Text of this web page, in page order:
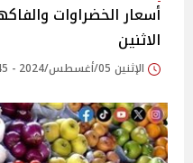
الاثنين
الإثنين 05/أغسطس/2024 - 10:45 ص